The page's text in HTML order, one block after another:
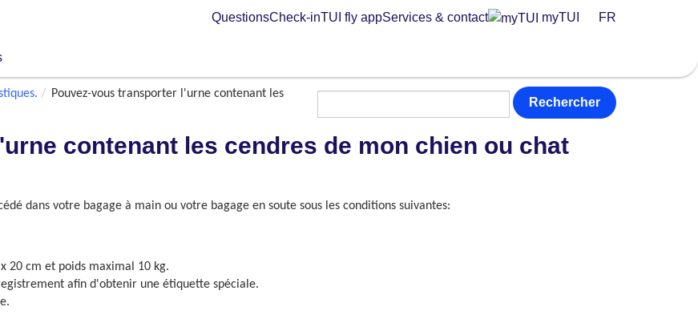
QuestionsCheck-inTUI fly appServices & contact myTUI FR
Pouvez-vous transporter l'urne contenant les
Rechercher
contenant les cendres de mon chien ou chat
dans votre bagage à main ou votre bagage en soute sous les conditions suivantes:
20 cm et poids maximal 10 kg.
afin d'obtenir une étiquette spéciale.